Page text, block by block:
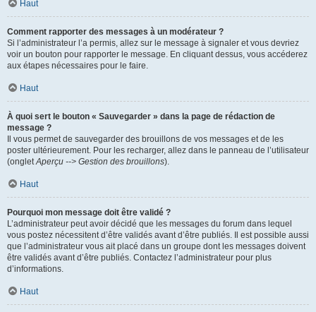
Haut
Comment rapporter des messages à un modérateur ?
Si l’administrateur l’a permis, allez sur le message à signaler et vous devriez
voir un bouton pour rapporter le message. En cliquant dessus, vous accéderez
aux étapes nécessaires pour le faire.
Haut
À quoi sert le bouton « Sauvegarder » dans la page de rédaction de
message ?
Il vous permet de sauvegarder des brouillons de vos messages et de les
poster ultérieurement. Pour les recharger, allez dans le panneau de l’utilisateur
(ongletAperçu --> Gestion des brouillons).
Haut
Pourquoi mon message doit être validé ?
L’administrateur peut avoir décidé que les messages du forum dans lequel
vous postez nécessitent d’être validés avant d’être publiés. Il est possible aussi
que l’administrateur vous ait placé dans un groupe dont les messages doivent
être validés avant d’être publiés. Contactez l’administrateur pour plus
d’informations.
Haut